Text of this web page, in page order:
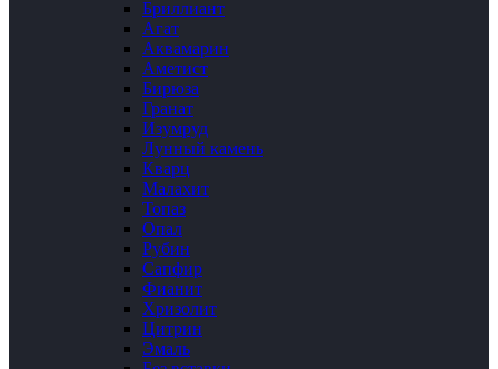
Бриллиант
Агат
Аквамарин
Аметист
Бирюза
Гранат
Изумруд
Лунный камень
Кварц
Малахит
Топаз
Опал
Рубин
Сапфир
Фианит
Хризолит
Цитрин
Эмаль